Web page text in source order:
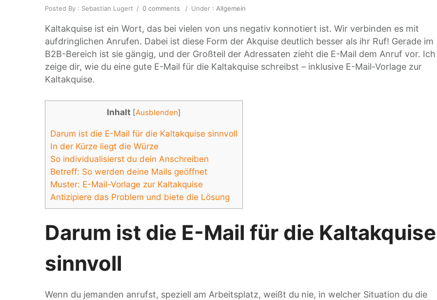
Posted By : Sebastian Lugert / 0 comments / Under : Allgemein
Kaltakquise ist ein Wort, das bei vielen von uns negativ konnotiert ist. Wir verbinden es mit
aufdringlichen Anrufen. Dabei ist diese Form der Akquise deutlich besser als ihr Ruf! Gerade im
B2B-Bereich ist sie gängig, und der Großteil der Adressaten zieht die E-Mail dem Anruf vor. Ich
zeige dir, wie du eine gute E-Mail für die Kaltakquise schreibst – inklusive E-Mail-Vorlage zur
Kaltakquise.
Inhalt [Ausblenden]
Darum ist die E-Mail für die Kaltakquise sinnvoll
In der Kürze liegt die Würze
So individualisierst du dein Anschreiben
Betreff: So werden deine Mails geöffnet
Muster: E-Mail-Vorlage zur Kaltakquise
Antizipiere das Problem und biete die Lösung
Darum ist die E-Mail für die Kaltakquise
sinnvoll
Wenn du jemanden anrufst, speziell am Arbeitsplatz, weißt du nie, in welcher Situation du die